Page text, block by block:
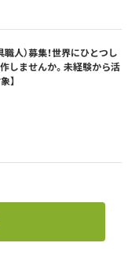
人）募集！世界にひとつし
しませんか。未経験から活
】